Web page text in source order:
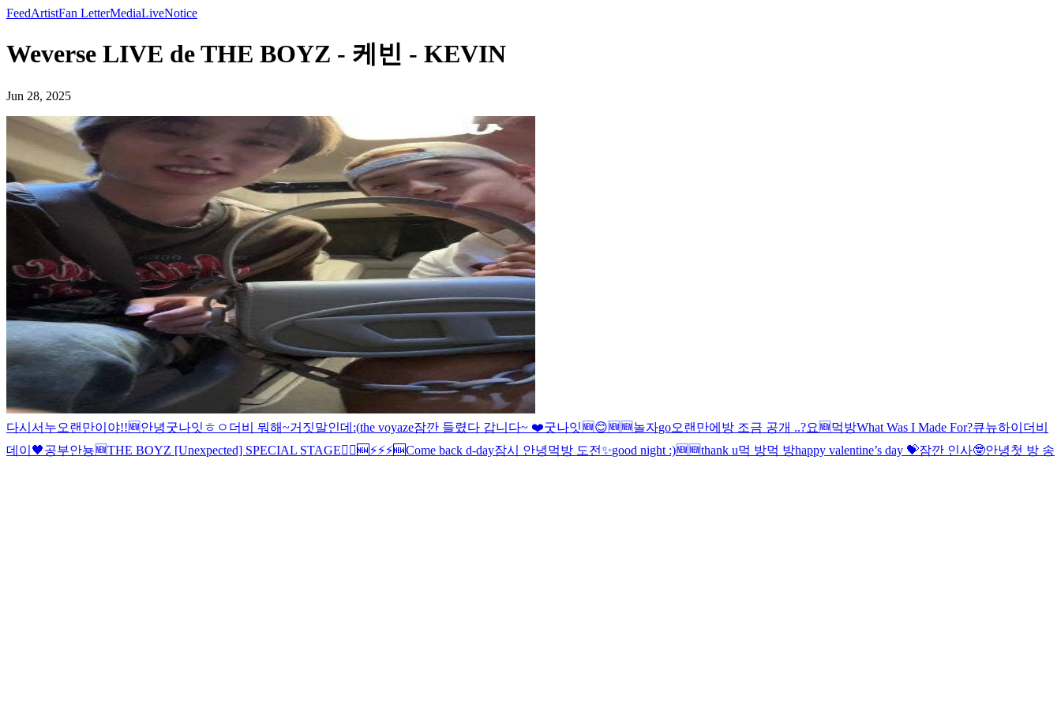
FeedArtistFan LetterMediaLiveNotice
Weverse LIVE de THE BOYZ - 케빈 - KEVIN
Jun 28, 2025
다시 서누오랜만이야!!🆕안녕굿나잇 ㅎㅇ 더비 뭐해~거짓말인데 :(the voyaze잠깐 들렸다 갑니다~ ❤️굿나잇 🆕😊🆕 🆕놀자go오랜만에 방 조금 공개 ..?요 🆕먹방What Was I Made For?큐뉴하이 더비
데이🖤공부안뇽🆕THE BOYZ [Unexpected] SPECIAL STAGE🏃‍♂️🆕 ⚡️⚡️⚡️🆕Come back d-day잠시 안녕먹방 도전✨good night :)🆕 🆕thank u먹 방먹 방happy valentine’s day 💝잠깐 인사🤓안녕첫 방 송